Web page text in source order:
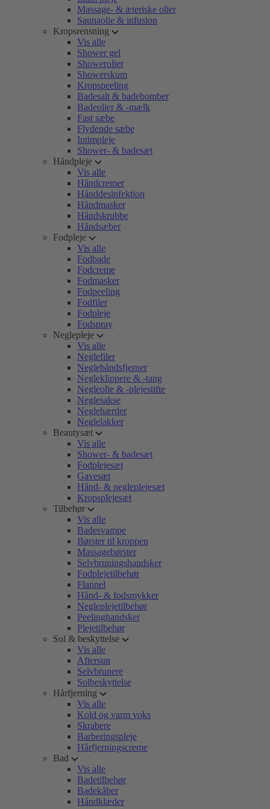
Massage- & æteriske olier
Saunaolie & infusion
Kropsrensning
Vis alle
Shower gel
Showerolier
Showerskum
Kropspeeling
Badesalt & badebomber
Badeolier & -mælk
Fast sæbe
Flydende sæbe
Intimpleje
Shower- & badesæt
Håndpleje
Vis alle
Håndcremer
Hånddesinfektion
Håndmasker
Håndskrubbe
Håndsæber
Fodpleje
Vis alle
Fodbade
Fodcreme
Fodmasker
Fodpeeling
Fodfiler
Fodpleje
Fodspray
Neglepleje
Vis alle
Neglefiler
Neglebåndsfjerner
Negleklippere & -tang
Negleolie & -plejestifte
Neglesakse
Neglehærder
Neglelakker
Beautysæt
Vis alle
Shower- & badesæt
Fodplejesæt
Gavesæt
Hånd- & negleplejesæt
Kropsplejesæt
Tilbehør
Vis alle
Badesvampe
Børster til kroppen
Massagebørster
Selvbruningshandsker
Fodplejetilbehør
Flannel
Hånd- & fodsmykker
Negleplejetilbehør
Peelinghandsker
Plejetilbehør
Sol & beskyttelse
Vis alle
Aftersun
Selvbrunere
Solbeskyttelse
Hårfjerning
Vis alle
Kold og varm voks
Skrabere
Barberingspleje
Hårfjerningscreme
Bad
Vis alle
Badetilbehør
Badekåber
Håndklæder